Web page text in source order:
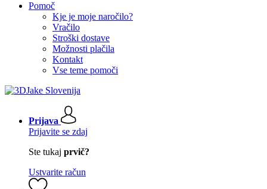
Pomoč
Kje je moje naročilo?
Vračilo
Stroški dostave
Možnosti plačila
Kontakt
Vse teme pomoči
Prijava
Prijavite se zdaj
Ste tukaj prvič?
Ustvarite račun